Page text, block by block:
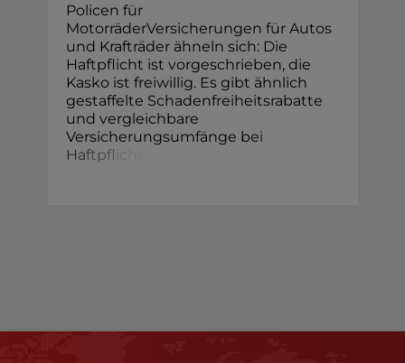
Policen für
MotorräderVersicherungen für Autos
und Krafträder ähneln sich: Die
Haftpflicht ist vorgeschrieben, die
Kasko ist freiwillig. Es gibt ähnlich
gestaffelte Schadenfreiheitsrabatte
und vergleichbare
Versicherungsumfänge bei
Haftpf ic